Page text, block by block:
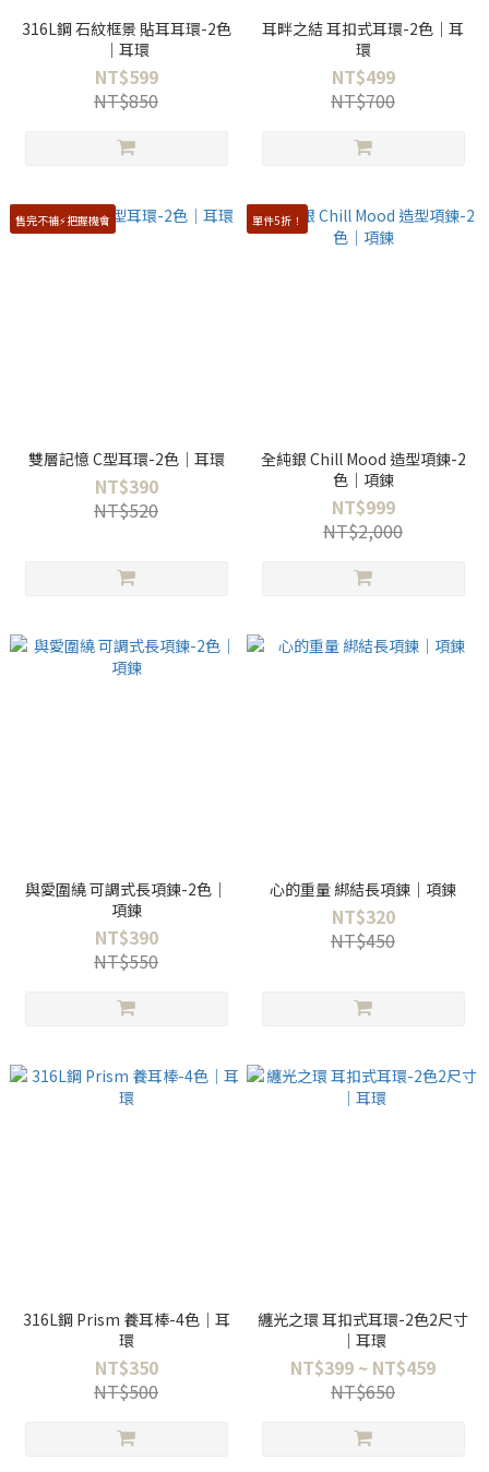
316L鋼 石紋框景 貼耳耳環-2色
｜耳環
NT$599
NT$850
耳畔之結 耳扣式耳環-2色｜耳
環
NT$499
NT$700
售完不補⚡️把握機會
雙層記憶 C型耳環-2色｜耳環
NT$390
NT$520
單件5折！
全純銀 Chill Mood 造型項鍊-2
色｜項鍊
NT$999
NT$2,000
與愛圍繞 可調式長項鍊-2色｜
項鍊
NT$390
NT$550
心的重量 綁結長項鍊｜項鍊
NT$320
NT$450
316L鋼 Prism 養耳棒-4色｜耳
環
NT$350
NT$500
纏光之環 耳扣式耳環-2色2尺寸
｜耳環
NT$399 ~ NT$459
NT$650